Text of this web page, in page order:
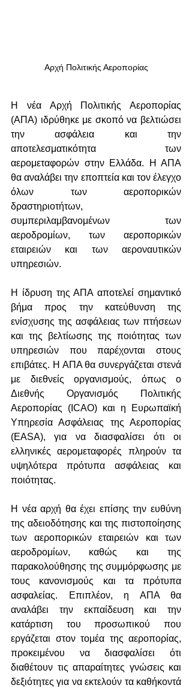
Αρχή Πολιτικής Αεροπορίας
Η νέα Αρχή Πολιτικής Αεροπορίας
(ΑΠΑ) ιδρύθηκε με σκοπό να βελτιώσει
την ασφάλεια και την
αποτελεσματικότητα των
αερομεταφορών στην Ελλάδα. Η ΑΠΑ
θα αναλάβει την εποπτεία και τον έλεγχο
όλων των αεροπορικών
δραστηριοτήτων,
συμπεριλαμβανομένων των
αεροδρομίων, των αεροπορικών
εταιρειών και των αεροναυτικών
υπηρεσιών.
Η ίδρυση της ΑΠΑ αποτελεί σημαντικό
βήμα προς την κατεύθυνση της
ενίσχυσης της ασφάλειας των πτήσεων
και της βελτίωσης της ποιότητας των
υπηρεσιών που παρέχονται στους
επιβάτες. Η ΑΠΑ θα συνεργάζεται στενά
με διεθνείς οργανισμούς, όπως ο
Διεθνής Οργανισμός Πολιτικής
Αεροπορίας (ICAO) και η Ευρωπαϊκή
Υπηρεσία Ασφάλειας της Αεροπορίας
(EASA), για να διασφαλίσει ότι οι
ελληνικές αερομεταφορές πληρούν τα
υψηλότερα πρότυπα ασφάλειας και
ποιότητας.
H νέα αρχή θα έχει επίσης την ευθύνη
της αδειοδότησης και της πιστοποίησης
των αεροπορικών εταιρειών και των
αεροδρομίων, καθώς και της
παρακολούθησης της συμμόρφωσης με
τους κανονισμούς και τα πρότυπα
ασφαλείας. Επιπλέον, η ΑΠΑ θα
αναλάβει την εκπαίδευση και την
κατάρτιση του προσωπικού που
εργάζεται στον τομέα της αεροπορίας,
προκειμένου να διασφαλίσει ότι
διαθέτουν τις απαραίτητες γνώσεις και
δεξιότητες για να εκτελούν τα καθήκοντά